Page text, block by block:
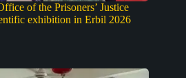
of the Prisoners’ Justice
exhibition in Erbil 2026